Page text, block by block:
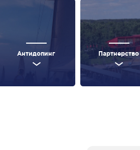
Антидопинг Партнерство